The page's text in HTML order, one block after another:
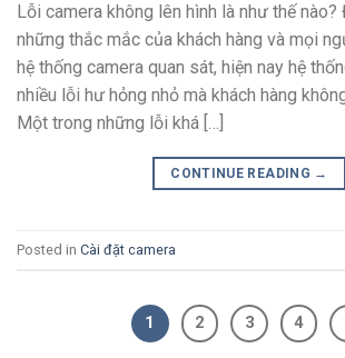
Lỗi camera không lên hình là như thế
những thắc mắc của khách hàng và mọi
hệ thống camera quan sát, hiện nay hệ
nhiều lỗi hư hỏng nhỏ mà khách hàng
Một trong những lỗi khá […]
CONTINUE READING →
Posted in Cài đặt camera
1 2 3 4